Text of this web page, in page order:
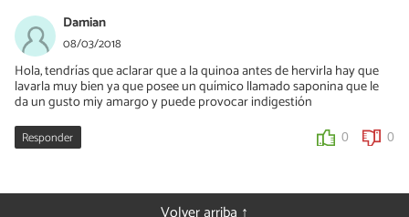
Damian
08/03/2018
Hola, tendrías que aclarar que a la quinoa antes de hervirla hay que
lavarla muy bien ya que posee un químico llamado saponina que le
da un gusto miy amargo y puede provocar indigestión
Responder 0 0